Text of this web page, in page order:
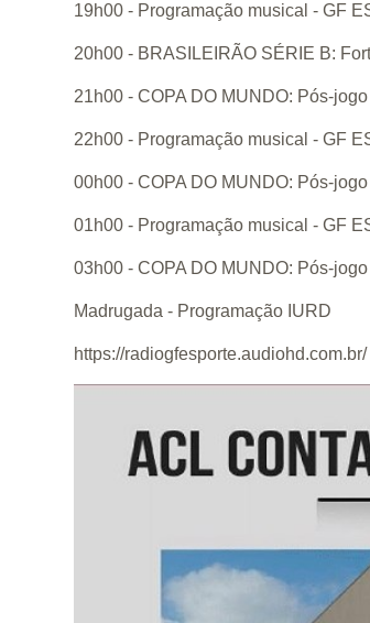
19h00 - Programação musical - GF
20h00 - BRASILEIRÃO SÉRIE B:
21h00 - COPA DO MUNDO: Pós-
22h00 - Programação musical - GF
00h00 - COPA DO MUNDO: Pós-
01h00 - Programação musical - GF
03h00 - COPA DO MUNDO: Pós-
Madrugada - Programação IURD
https://radiogfesporte.audiohd.com.br/